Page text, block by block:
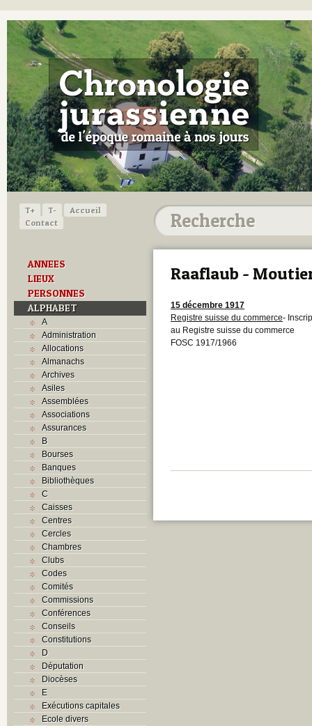
T+ T-
Accueil
Contact
ANNEES
LIEUX
PERSONNES
ALPHABET
A
Administration
Allocations
Almanachs
Archives
Asiles
Assemblées
Associations
Assurances
B
Bourses
Banques
Bibliothèques
C
Caisses
Centres
Cercles
Chambres
Clubs
Codes
Comités
Commissions
Conférences
Conseils
Constitutions
D
Députation
Diocèses
E
Exécutions capitales
Ecole divers
Raaflaub -
15 décembre 1917
Registre suisse du commerce-
au Registre suisse du commerce
FOSC 1917/1966